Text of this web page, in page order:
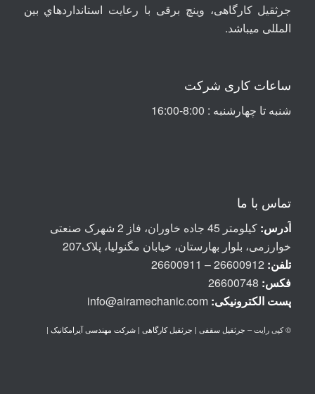
جرثقیل کارگاهی، وینچ برقی با رعايت استانداردهاي بين
المللی ميباشد.
ساعات کاری شرکت
شنبه تا چهارشنبه : 8:00-16:00
تماس با ما
آدرس:
کیلومتر 45 جاده خاوران، فاز 2 شهرک صنعتی
خوارزمی، بلوار بهارستان، خیابان مگنولیا، پلاک207
تلفن:
فکس:
پست الكترونيكی:
© کپی رایت – جرثقیل سقفی | جرثقیل کارگاهی | شرکت مهندسی آیرامکانیک|